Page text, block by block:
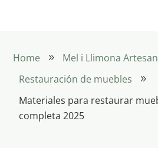
Home 9 Mel i Llimona
Restauración de muebles 9
Materiales para restaurar
completa 2025